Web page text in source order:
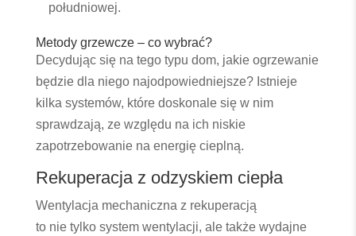
południowej.
Metody grzewcze – co wybrać?
Decydując się na tego typu dom, jakie ogrzewanie
będzie dla niego najodpowiedniejsze? Istnieje
kilka systemów, które doskonale się w nim
sprawdzają, ze względu na ich niskie
zapotrzebowanie na energię cieplną.
Rekuperacja z odzyskiem ciepła
Wentylacja mechaniczna z rekuperacją
to nie tylko system wentylacji, ale także wydajne